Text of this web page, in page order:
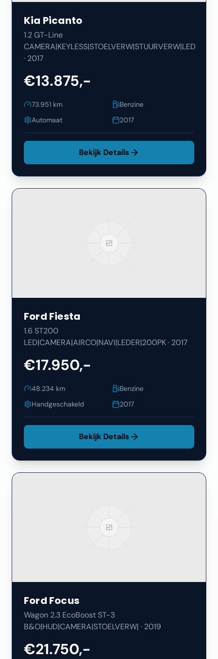
Kia Picanto
1.2 GT-Line
CAMERA|KEYLESS|STOELVERW|STUURVERW|LED
· 2017
€13.875,-
73.951 km
Benzine
Automaat
2017
Bekijk Details
Ford Fiesta
1.6 ST200
LED|CAMERA|AIRCO|NAVI|LEDER|200PK· 2017
€17.950,-
48.234 km
Benzine
Handgeschakeld
2017
Bekijk Details
Ford Focus
Wagon 2.3 EcoBoost ST-3
B&O|HUD|CAMERA|STOELVERW| · 2019
€21.750,-